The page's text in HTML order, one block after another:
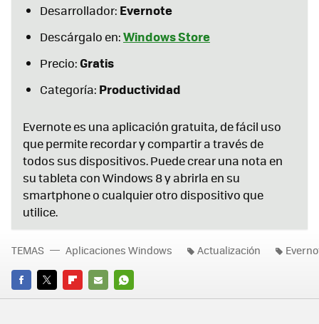
Desarrollador: Evernote
Descárgalo en:Windows Store
Precio:Gratis
Categoría: Productividad
Evernote es una aplicación gratuita, de fácil uso
que permite recordar y compartir a través de
todos sus dispositivos. Puede crear una nota en
su tableta con Windows 8 y abrirla en su
smartphone o cualquier otro dispositivo que
utilice.
FACEBOOK
TWITTERFLIPBOARD
E-
WHATSAPP
TEMAS Aplicaciones Windows Actualización